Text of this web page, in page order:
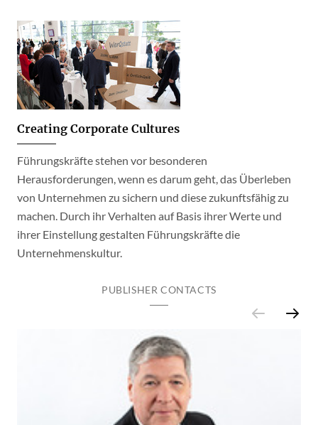
Creating Corporate Cultures
Führungskräfte stehen vor besonderen
Herausforderungen, wenn es darum geht, das Überleben
von Unternehmen zu sichern und diese zukunftsfähig zu
machen. Durch ihr Verhalten auf Basis ihrer Werte und
ihrer Einstellung gestalten Führungskräfte die
Unternehmenskultur.
PUBLISHER CONTACTS